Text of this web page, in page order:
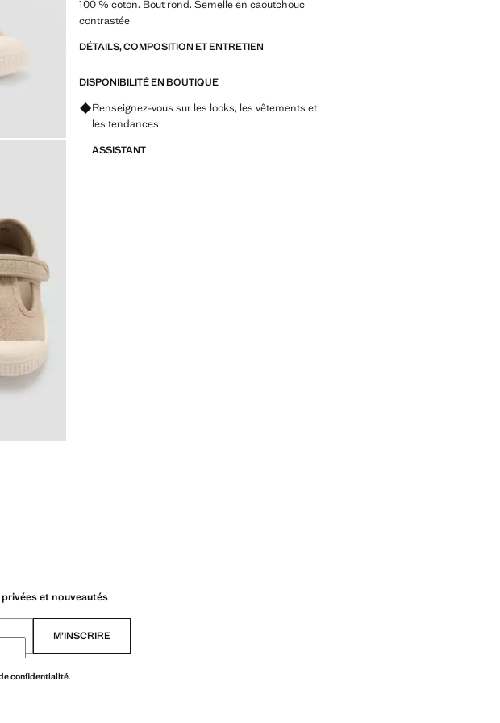
100 % coton. Bout rond. Semelle en caoutchouc
contrastée
DÉTAILS, COMPOSITION ET ENTRETIEN
DISPONIBILITÉ EN BOUTIQUE
Renseignez-vous sur les looks, les vêtements et
les tendances
ASSISTANT
et nouveautés
M’INSCRIRE
confidentialité.